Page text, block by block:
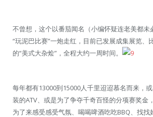
不曾想，这个以番茄闻名（小编怀疑连老美都未
“玩泥巴比赛”一炮走红，目前已发展成集展览、
的“美式大杂烩”，全程大约一周时间。
每年都有13000到15000人千里迢迢慕名而来，
装的ATV、或是为了争夺千奇百怪的分项赛奖金
为了来感受感受气氛、喝喝啤酒吃吃BBQ、找找